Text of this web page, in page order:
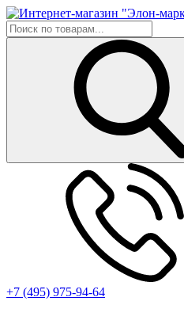
+7 (495) 975-94-64